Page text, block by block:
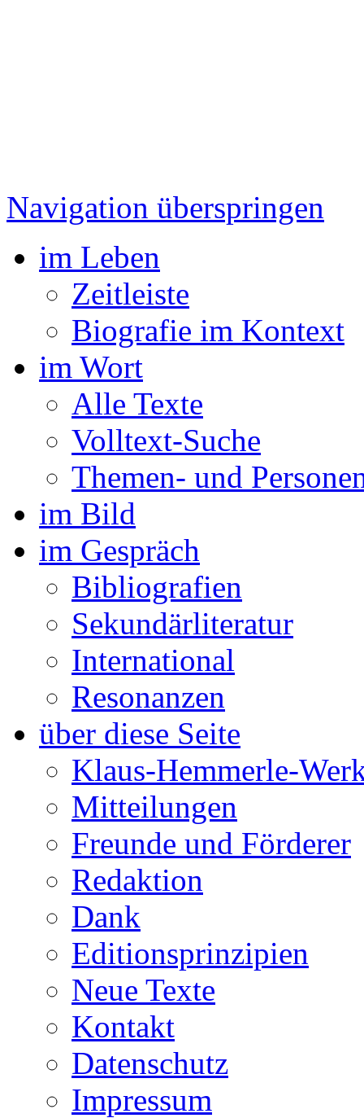
Navigation überspringen
im Leben
Zeitleiste
Biografie im Kontext
im Wort
Alle Texte
Volltext-Suche
Themen- und
im Bild
im Gespräch
Bibliografien
Sekundärliteratur
International
Resonanzen
über diese Seite
Klaus-Hemmerle-
Mitteilungen
Freunde und Förderer
Redaktion
Dank
Editionsprinzipien
Neue Texte
Kontakt
Datenschutz
Impressum